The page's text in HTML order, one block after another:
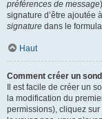
préférences de message
signature d’être ajoutée
signature dans le
Haut
Comment créer un
Il est facile de créer un
la modification du
permissions), cliquez sur